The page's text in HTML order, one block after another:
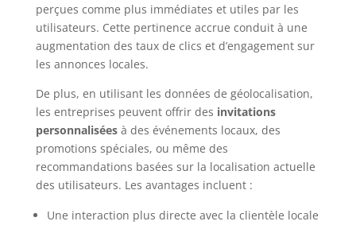
perçues comme plus immédiates et utiles par les
utilisateurs. Cette pertinence accrue conduit à une
augmentation des taux de clics et d’engagement sur
les annonces locales.
De plus, en utilisant les données de géolocalisation,
les entreprises peuvent offrir des invitations
personnaliséesà des événements locaux, des
promotions spéciales, ou même des
recommandations basées sur la localisation actuelle
des utilisateurs. Les avantages incluent :
Une interaction plus directe avec la clientèle locale